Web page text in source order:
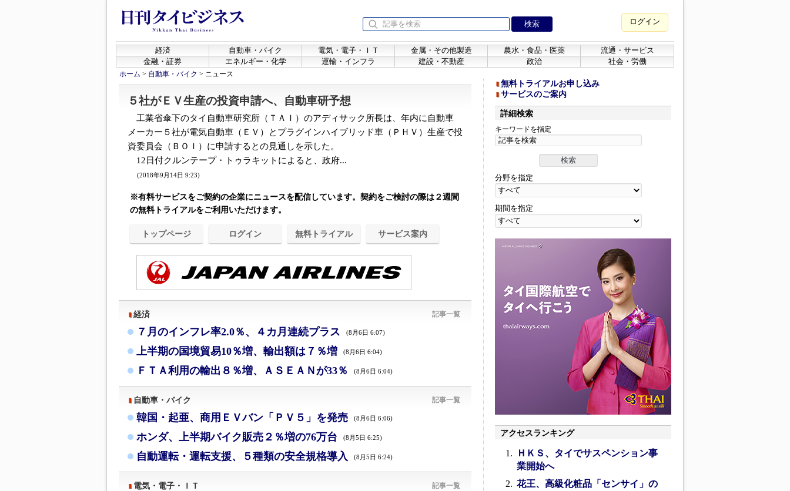
ログイン
経済 自動車・バイク 電気・電子・ＩＴ 金属・その他製造 農水・食品・医薬
流通・サービス
金融・証券
エネルギー・化学 運輸・インフラ 建設・不動産 政治 社会・労働
ホーム > 自動車・バイク > ニュース
５社がＥＶ生産の投資申請へ、自動車研予想
工業省傘下のタイ自動車研究所（ＴＡＩ）のアディサック所長は、年内に自動車
メーカー５社が電気自動車（ＥＶ）とプラグインハイブリッド車（ＰＨＶ）生産で投
資委員会（ＢＯＩ）に申請するとの見通しを示した。
12日付クルンテープ・トゥラキットによると、政府...
(2018年9月14日 9:23)
※有料サービスをご契約の企業にニュースを配信しています。契約をご検討の際は２週間
の無料トライアルをご利用いただけます。
トップページ ログイン 無料トライアル サービス案内
経済 記事一覧
７月のインフレ率2.0％、４カ月連続プラス (8月6日 6:07)
上半期の国境貿易10％増、輸出額は７％増 (8月6日 6:04)
ＦＴＡ利用の輸出８％増、ＡＳＥＡＮが33％ (8月6日 6:04)
自動車・バイク 記事一覧
韓国・起亜、商用ＥＶバン「ＰＶ５」を発売 (8月6日 6:06)
ホンダ、上半期バイク販売２％増の76万台 (8月5日 6:25)
自動運転・運転支援、５種類の安全規格導入 (8月5日 6:24)
電気・電子・ＩＴ 記事一覧
無料トライアルお申し込み
サービスのご案内
詳細検索
キーワードを指定
分野を指定
期間を指定
アクセスランキング
ＨＫＳ、タイでサスペンション事
業開始へ
花王、高級化粧品「センサイ」の